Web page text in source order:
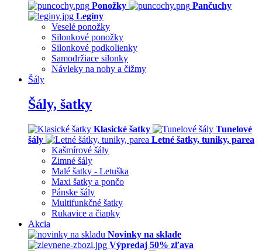
Ponožky
Pančuchy
Legíny
Veselé ponožky
Silonkové ponožky
Silonkové podkolienky
Samodržiace silonky
Návleky na nohy a čižmy
Šály
Šály, šatky
Klasické šatky
Tunelové
šály
Letné šatky, tuniky, parea
Kašmírové šály
Zimné šály
Malé šatky - Letuška
Maxi šatky a pončo
Pánske šály
Multifunkčné šatky
Rukavice a čiapky
Akcia
Novinky na sklade
Výpredaj 50% zľava